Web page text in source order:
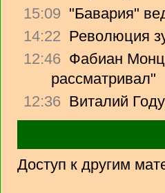
15:09 "Бавария"
14:22 Революция
12:46 Фабиан
рассматривал"
12:36 Виталий
Доступ к другим